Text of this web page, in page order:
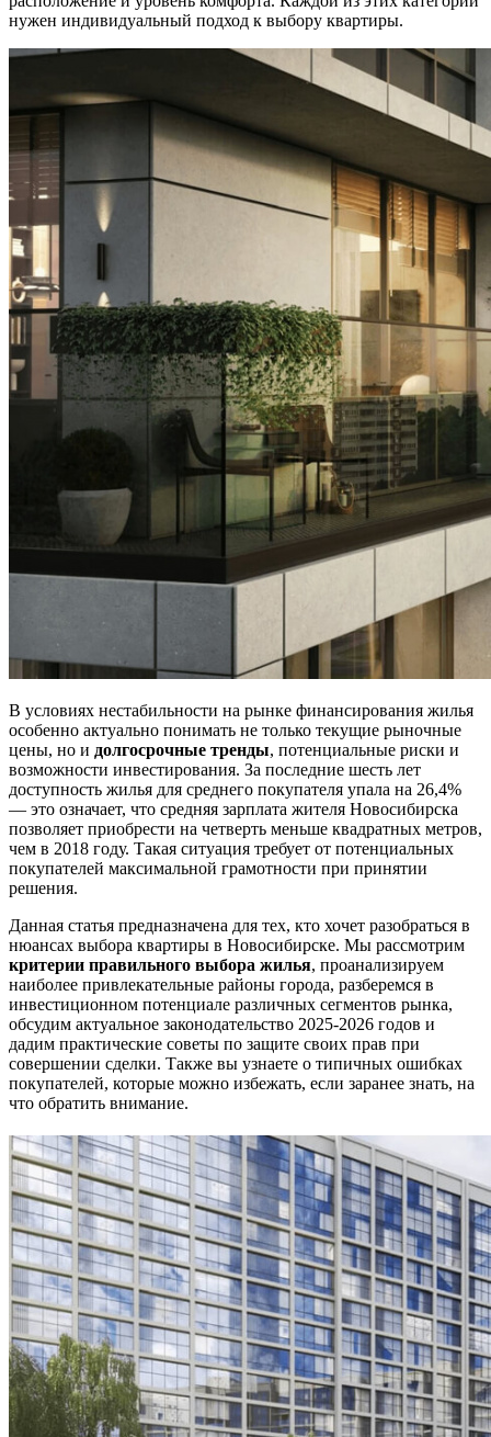
нужен индивидуальный подход к выбору квартиры.
В условиях нестабильности на рынке финансирования жилья
особенно актуально понимать не только текущие рыночные
цены, но и долгосрочные тренды, потенциальные риски и
возможности инвестирования. За последние шесть лет
доступность жилья для среднего покупателя упала на 26,4%
— это означает, что средняя зарплата жителя Новосибирска
позволяет приобрести на четверть меньше квадратных метров,
чем в 2018 году. Такая ситуация требует от потенциальных
покупателей максимальной грамотности при принятии
решения.
Данная статья предназначена для тех, кто хочет разобраться в
нюансах выбора квартиры в Новосибирске. Мы рассмотрим
критерии правильного выбора жилья, проанализируем
наиболее привлекательные районы города, разберемся в
инвестиционном потенциале различных сегментов рынка,
обсудим актуальное законодательство 2025-2026 годов и
дадим практические советы по защите своих прав при
совершении сделки. Также вы узнаете о типичных ошибках
покупателей, которые можно избежать, если заранее знать, на
что обратить внимание.